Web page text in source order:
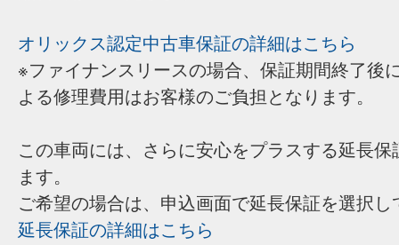
オリックス認定中古車保証の詳細はこちら
※ファイナンスリースの場合、保証期間終了後
よる修理費用はお客様のご負担となります。
この車両には、さらに安心をプラスする延長
ます。
ご希望の場合は、申込画面で延長保証を選択し
延長保証の詳細はこちら